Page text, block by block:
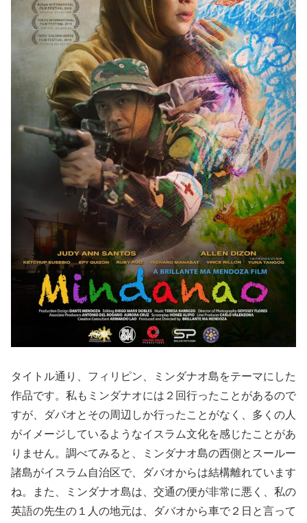
タイトル通り、フィリピン、ミンダナオ島をテーマにした
作品です。私もミンダナオには２回行ったことがあるので
すが、ダバオとその周辺しか行ったことがなく、多くの人
がイメージしているようなイスラム文化を感じたことがあ
りません。調べてみると、ミンダナオ島の西側とスールー
諸島がイスラム自治区で、ダバオからは結構離れています
ね。また、ミンダナオ島は、交通の便が非常に悪く、私の
英語の先生の１人の地元は、ダバオから車で２日と言って